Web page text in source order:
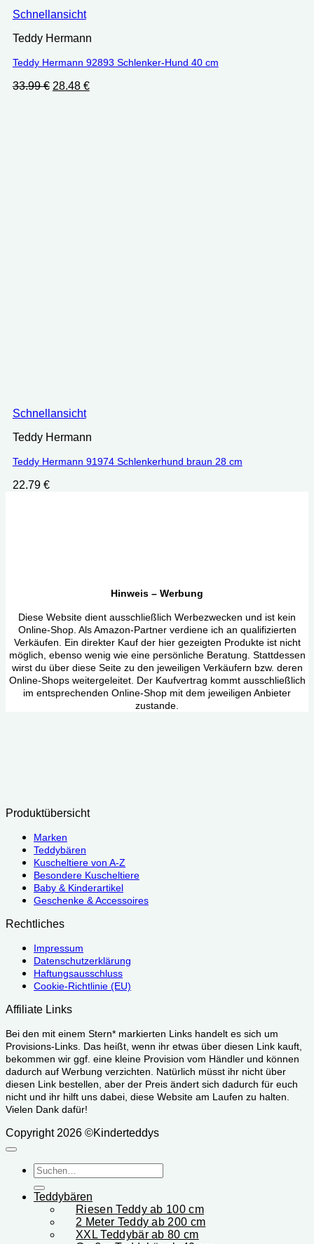
Schnellansicht
Teddy Hermann
Teddy Hermann 92893 Schlenker-Hund 40 cm
33.99€ Ursprünglicher
28.48 €Aktueller
Schnellansicht
Teddy Hermann
Teddy Hermann 91974 Schlenkerhund braun 28 cm
22.79 €
Hinweis – Werbung
Diese Website dient ausschließlich Werbezwecken und ist kein
Online-Shop. Als Amazon-Partner verdiene ich an qualifizierten
Verkäufen. Ein direkter Kauf der hier gezeigten Produkte ist nicht
möglich, ebenso wenig wie eine persönliche Beratung. Stattdessen
wirst du über diese Seite zu den jeweiligen Verkäufern bzw. deren
Online-Shops weitergeleitet. Der Kaufvertrag kommt ausschließlich
im entsprechenden Online-Shop mit dem jeweiligen Anbieter
zustande.
Produktübersicht
Marken
Teddybären
Kuscheltiere von A-Z
Besondere Kuscheltiere
Baby & Kinderartikel
Geschenke & Accessoires
Rechtliches
Impressum
Datenschutzerklärung
Haftungsausschluss
Cookie-Richtlinie (EU)
Affiliate Links
Bei den mit einem Stern* markierten Links handelt es sich um
Provisions-Links. Das heißt, wenn ihr etwas über diesen Link kauft,
bekommen wir ggf. eine kleine Provision vom Händler und können
dadurch auf Werbung verzichten. Natürlich müsst ihr nicht über
diesen Link bestellen, aber der Preis ändert sich dadurch für euch
nicht und ihr hilft uns dabei, diese Website am Laufen zu halten.
Vielen Dank dafür!
Copyright 2026 ©Kinderteddys
Suchen
nach:
Teddybären
Riesen Teddy ab 100 cm
2 Meter Teddy ab 200 cm
XXL Teddybär ab 80 cm